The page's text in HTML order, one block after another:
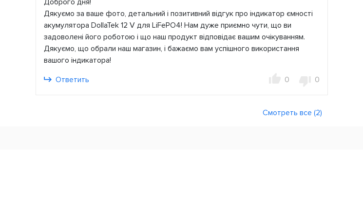
Дякуємо за ваше фото, детальний і позитивний відгук про індикатор ємності
акумулятора DollaTek 12 V для LiFePO4! Нам дуже приємно чути, що ви
задоволені його роботою і що наш продукт відповідає вашим очікуванням.
Дякуємо, що обрали наш магазин, і бажаємо вам успішного використання
вашого індикатора!
Ответить
0 0
Смотреть все (2)